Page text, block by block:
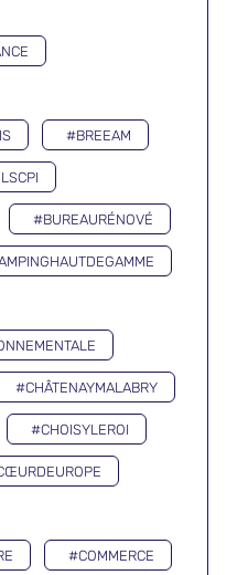
#BREEAM
#BUREAURÉNOVÉ
#CHÂTENAYMALABRY
#CHOISYLEROI
#COMMERCE